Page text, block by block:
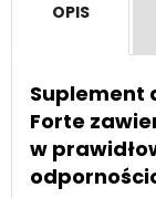
OPIS
Suplement
Forte
w